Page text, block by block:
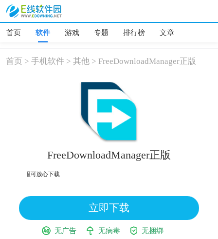
首页 软件 游戏 专题 排行榜 文章
首页 >手机软件 >其他 > FreeDownloadManager正版
FreeDownloadManager正版
误报可放心下载
立即下载
无广告 无病毒 无捆绑